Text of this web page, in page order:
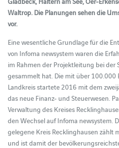
Waltrop. Die Planungen sehen die
vor.
Eine wesentliche Grundlage für die
von Infoma newsystem waren die
im Rahmen der Projektleitung bei der
gesammelt hat. Die mit über 100.000
Landkreis startete 2016 mit dem
das neue Finanz- und Steuerwesen.
Verwaltung des Kreises
den Wechsel auf Infoma newsystem.
gelegene Kreis Recklinghausen zählt
und ist damit der